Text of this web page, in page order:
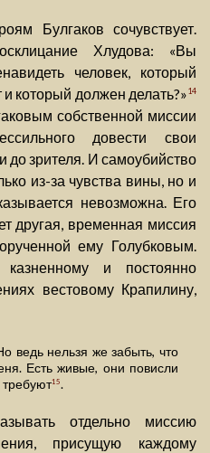
Булгаков сочувствует.
Хлудова: «Вы
человек, который
и который должен делать?»14
собственной миссии
довести свои
до зрителя. И самоубийство
из-за чувства вины, но и
невозможна. Его
другая, временная миссия
ему Голубковым.
и постоянно
вестовому Крапилину,
ведь нельзя же забыть, что
Есть живые, они повисли
требуют15.
отдельно миссию
присущую каждому